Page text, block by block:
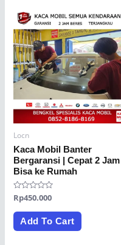
Locn
Kaca Mobil Banter
Bergaransi | Cepat 2 Jam |
Bisa ke Rumah
Rated
0
out
Rp450.000
Add To Cart